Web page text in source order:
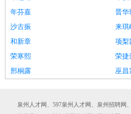
年芬嘉
晋华
沙古振
来琪
和新章
项梨
荣寒熙
荣捷
邢桐露
巫昌
泉州人才网、597泉州人才网、泉州招聘网